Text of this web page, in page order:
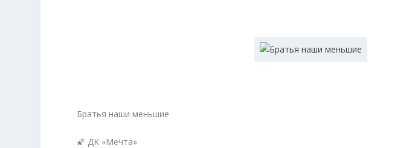
Братья наши меньшие
🌠 ДК «Мечта»